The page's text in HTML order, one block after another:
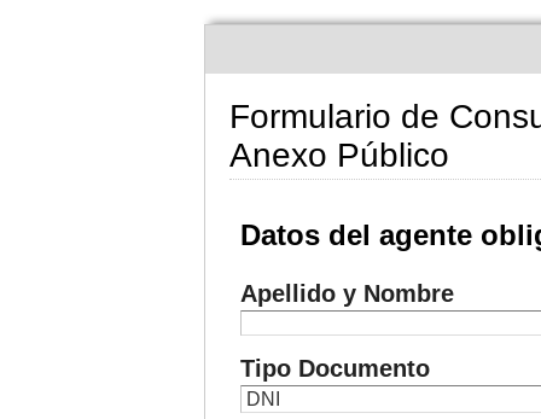
Formulario de
Anexo Público
Datos del agente
Apellido y Nombre
Tipo Documento